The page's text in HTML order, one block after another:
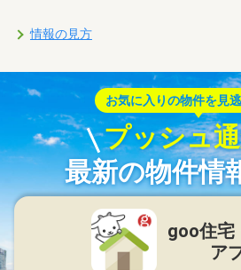
情報の見方
お気に入りの物件を見
プッシュ
最新の物件情
goo住宅
ア